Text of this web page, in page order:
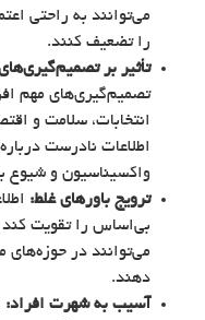
می‌توانند به راحتی
را تضعیف کنند.
تأثیر بر
تصمیم‌گیری‌های مهم
انتخابات، سلامت و
اطلاعات نادرست
واکسیناسیون و شیوع
ترویج باورهای غلط:
بی‌اساس را تقویت کند
می‌توانند در
دهند.
آسیب به شهرت افراد: